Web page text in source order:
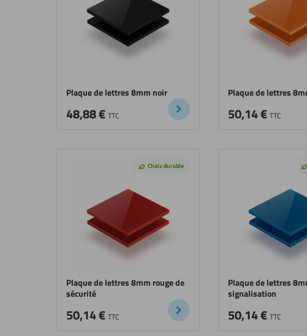
Plaque de lettres 8mm noir
48,88€ TTC
Plaque de lettres
50,14€ TTC
Plaque de lettres 8mm rouge de
sécurité
50,14€ TTC
Choix durable
Plaque de lettres
signalisation
50,14€ TTC